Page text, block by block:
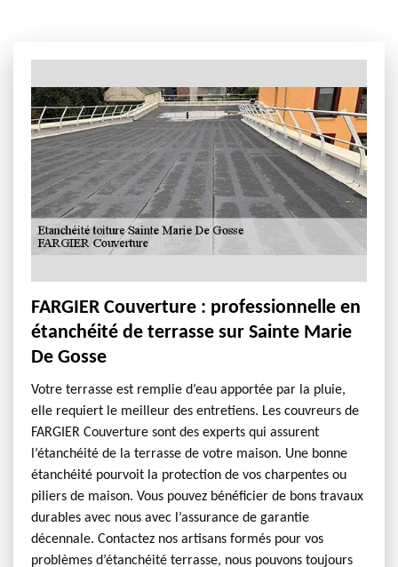
FARGIER Couverture : professionnelle en
étanchéité de terrasse sur Sainte Marie
De Gosse
Votre terrasse est remplie d’eau apportée par la pluie,
elle requiert le meilleur des entretiens. Les couvreurs de
FARGIER Couverture sont des experts qui assurent
l’étanchéité de la terrasse de votre maison. Une bonne
étanchéité pourvoit la protection de vos charpentes ou
piliers de maison. Vous pouvez bénéficier de bons travaux
durables avec nous avec l’assurance de garantie
décennale. Contactez nos artisans formés pour vos
problèmes d’étanchéité terrasse, nous pouvons toujours